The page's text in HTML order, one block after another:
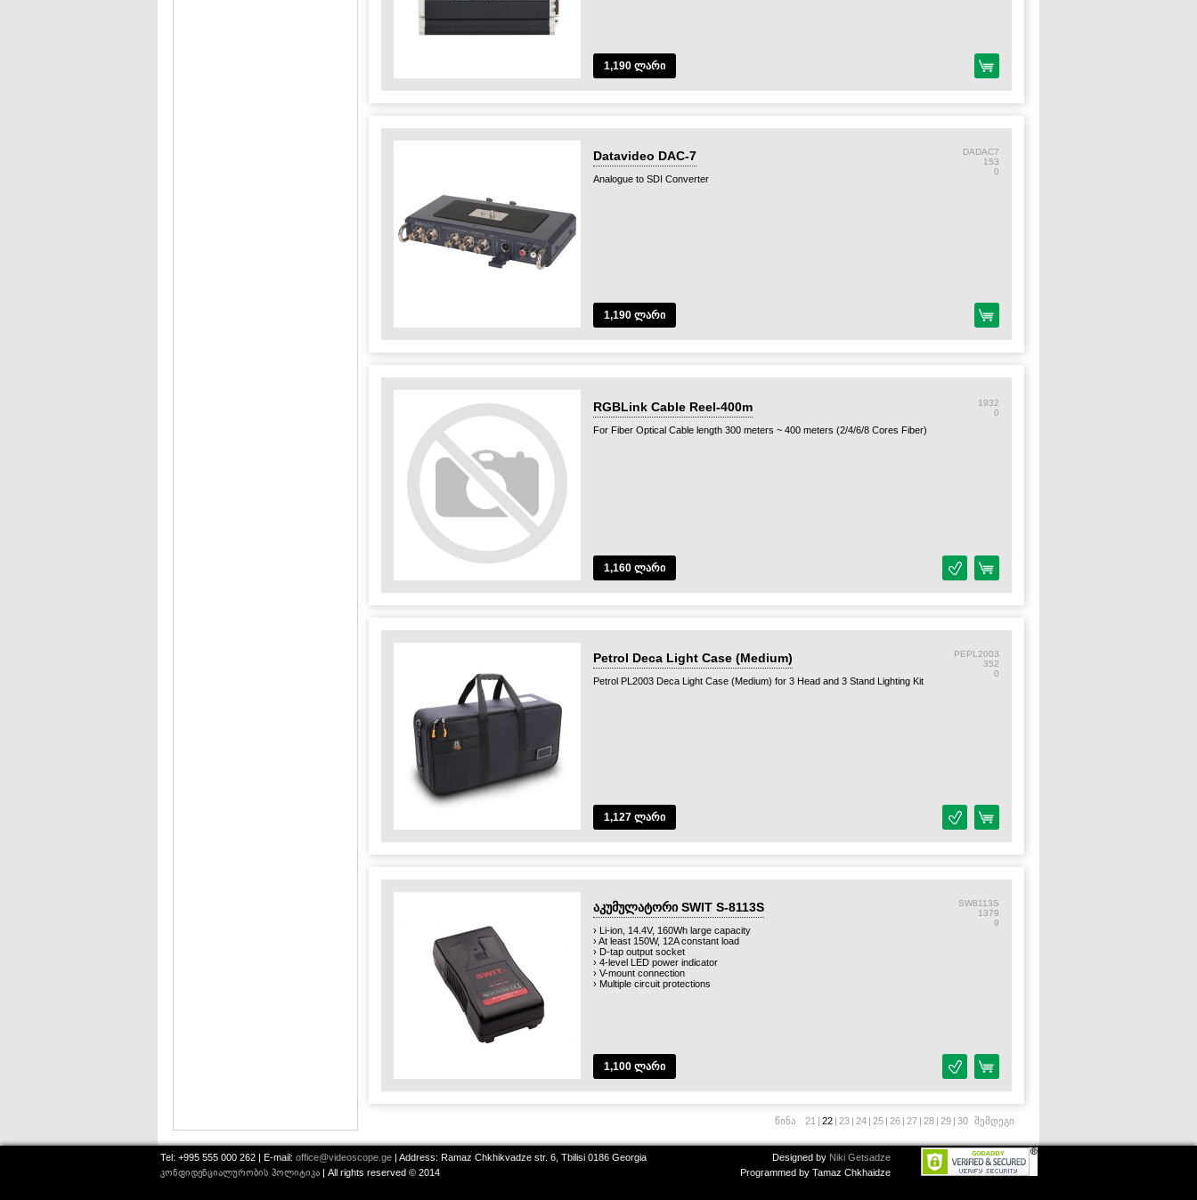
1,190 ლარი
Datavideo DAC-7
DADAC7
153
0
Analogue to SDI Converter
1,190 ლარი
RGBLink Cable Reel-400m
1932
0
For Fiber Optical Cable length 300 meters ~ 400 meters (2/4/6/8 Cores Fiber)
1,160 ლარი
Petrol Deca Light Case (Medium)
PEPL2003
352
0
Petrol PL2003 Deca Light Case (Medium) for 3 Head and 3 Stand Lighting Kit
1,127 ლარი
აკუმულატორი SWIT S-8113S
SW8113S
1379
9
› Li-ion, 14.4V, 160Wh large capacity
› At least 150W, 12A constant load
› D-tap output socket
› 4-level LED power indicator
› V-mount connection
› Multiple circuit protections
1,100 ლარი
წინა 21 | 22 | 23 | 24 | 25 | 26 | 27 | 28 | 29 | 30 შემდეგი
Designed by Niki Getsadze
Tel: +995 555 000 262 | E-mail: office@videoscope.ge| Address: Ramaz Chkhikvadze str. 6, Tbilisi 0186 Georgia
კონფიდენციალურობის პოლიტიკა | All rights reserved © 2014 Programmed by Tamaz Chkhaidze